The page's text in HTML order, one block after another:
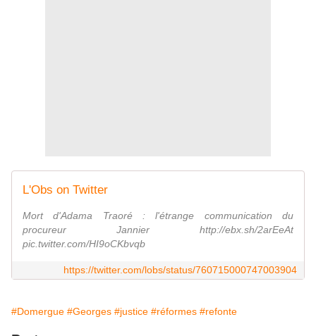
L'Obs on Twitter
Mort d'Adama Traoré : l'étrange communication du
procureur Jannier http://ebx.sh/2arEeAt
pic.twitter.com/HI9oCKbvqb
https://twitter.com/lobs/status/760715000747003904
#Domergue #Georges #justice #réformes #refonte